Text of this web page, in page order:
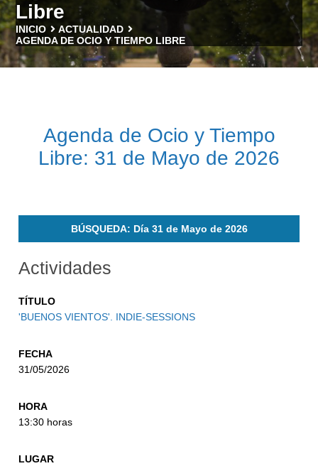
Libre
INICIO
ACTUALIDAD
AGENDA DE OCIO Y TIEMPO LIBRE
Agenda de Ocio y Tiempo
Libre: 31 de Mayo de 2026
BÚSQUEDA: Día 31 de Mayo de 2026
Actividades
TÍTULO
'BUENOS VIENTOS'. INDIE-SESSIONS
FECHA
31/05/2026
HORA
13:30 horas
LUGAR